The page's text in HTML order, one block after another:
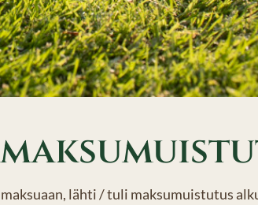
lähti / tuli maksumuistutus